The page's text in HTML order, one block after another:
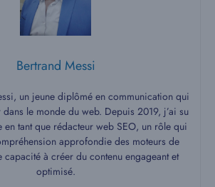
Bertrand Messi
un jeune diplômé en communication qui
le monde du web. Depuis 2019, j’ai su
en tant que rédacteur web SEO, un rôle qui
approfondie des moteurs de
capacité à créer du contenu engageant et
optimisé.